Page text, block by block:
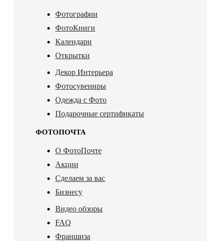
Фотографии
ФотоКниги
Календари
Открытки
Декор Интерьера
Фотосувениры
Одежда с Фото
Подарочные сертификаты
ФОТОПОЧТА
О ФотоПочте
Акции
Сделаем за вас
Бизнесу
Видео обзоры
FAQ
Франшиза